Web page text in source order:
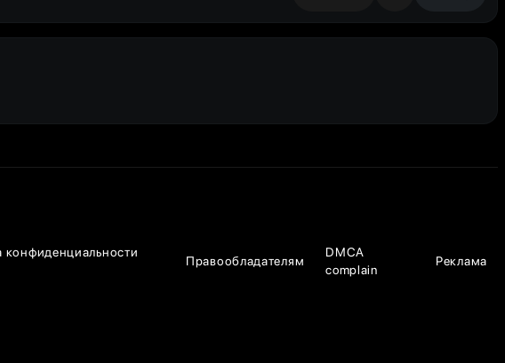
конфиденциальности
Правообладателям
DMCA
complain
Реклама